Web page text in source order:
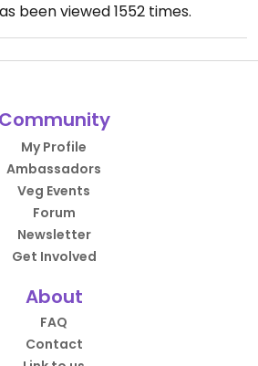
been viewed1552times.
Community
My Profile
Ambassadors
Veg Events
Forum
Newsletter
Get Involved
About
FAQ
Contact